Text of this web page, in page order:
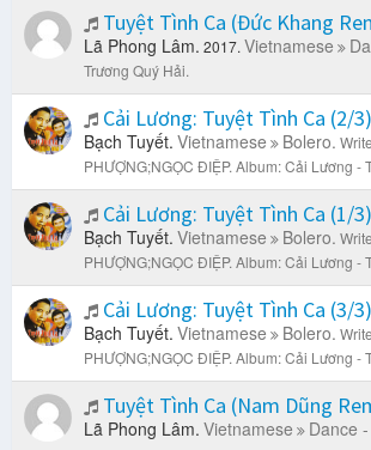
Tuyệt Tình Ca (Đức Khang
Lã Phong Lâm. 2017. Vietnamese
Trương Quý Hải.
Cải Lương: Tuyệt Tình Ca (2/3)
Bạch Tuyết. Vietnamese Bolero.
PHƯỢNG;NGỌC ĐIỆP. Album: Cải Lương -
Cải Lương: Tuyệt Tình Ca (1/3)
Bạch Tuyết. Vietnamese Bolero.
PHƯỢNG;NGỌC ĐIỆP. Album: Cải Lương -
Cải Lương: Tuyệt Tình Ca (3/3)
Bạch Tuyết. Vietnamese Bolero.
PHƯỢNG;NGỌC ĐIỆP. Album: Cải Lương -
Tuyệt Tình Ca (Nam Dũng
Lã Phong Lâm. Vietnamese Dance